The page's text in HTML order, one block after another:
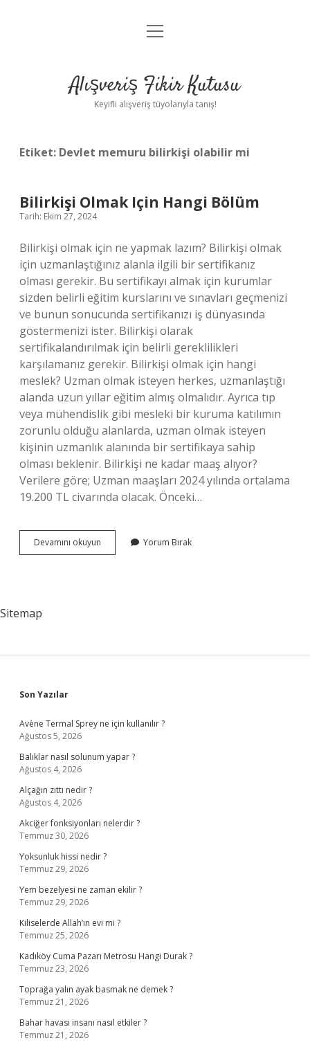
Anasayfa
Yasal Uyarı
menüyü
Alışveriş Fikir Kutusu
Keyifli alışveriş tüyolarıyla tanış!
Etiket: Devlet memuru bilirkişi olabilir mi
Bilirkişi Olmak Için Hangi Bölüm
Tarih: Ekim 27, 2024
Bilirkişi olmak için ne yapmak lazım? Bilirkişi olmak
için uzmanlaştığınız alanla ilgili bir sertifikanız
olması gerekir. Bu sertifikayı almak için kurumlar
sizden belirli eğitim kurslarını ve sınavları geçmenizi
ve bunun sonucunda sertifikanızı iş dünyasında
göstermenizi ister. Bilirkişi olarak
sertifikalandırılmak için belirli gereklilikleri
karşılamanız gerekir. Bilirkişi olmak için hangi
meslek? Uzman olmak isteyen herkes, uzmanlaştığı
alanda uzun yıllar eğitim almış olmalıdır. Ayrıca tıp
veya mühendislik gibi mesleki bir kuruma katılımın
zorunlu olduğu alanlarda, uzman olmak isteyen
kişinin uzmanlık alanında bir sertifikaya sahip
olması beklenir. Bilirkişi ne kadar maaş alıyor?
Verilere göre; Uzman maaşları 2024 yılında ortalama
19.200 TL civarında olacak. Önceki…
Devamını okuyun
Olmak
Yorum Bırak
Sitemap
Sidebar
Son Yazılar
Avène Termal Sprey ne için kullanılır ?
Ağustos 5, 2026
Balıklar nasıl solunum yapar ?
Ağustos 4, 2026
Alçağın zıttı nedir ?
Ağustos 4, 2026
Akciğer fonksiyonları nelerdir ?
Temmuz 30, 2026
Yoksunluk hissi nedir ?
Temmuz 29, 2026
Yem bezelyesi ne zaman ekilir ?
Temmuz 29, 2026
Kiliselerde Allah’ın evi mi ?
Temmuz 25, 2026
Kadıköy Cuma Pazarı Metrosu Hangi Durak ?
Temmuz 23, 2026
Toprağa yalın ayak basmak ne demek ?
Temmuz 21, 2026
Bahar havası insanı nasıl etkiler ?
Temmuz 21, 2026